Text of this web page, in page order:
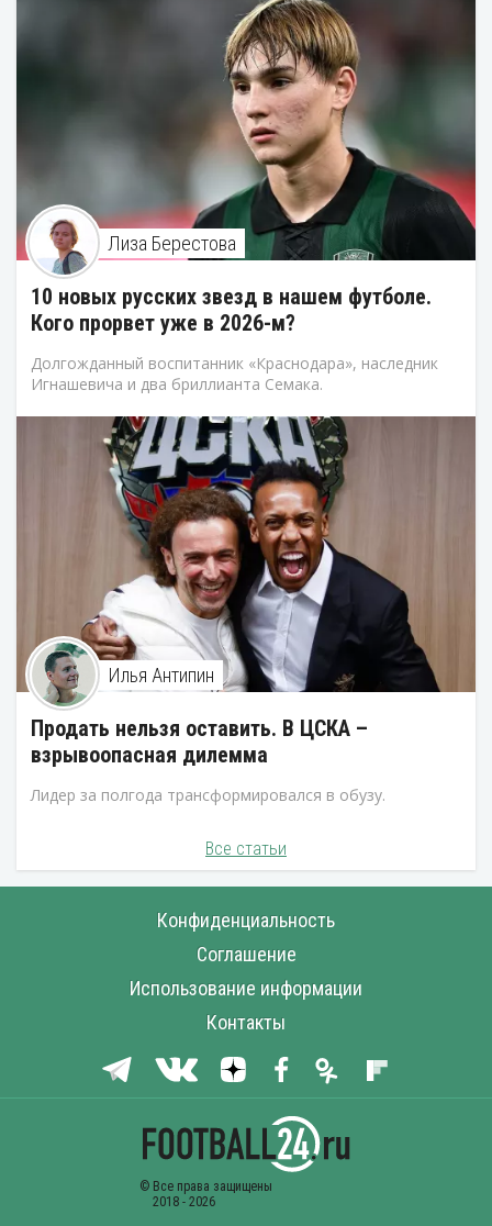
Лиза Берестова
10 новых русских звезд в нашем футболе.
Кого прорвет уже в 2026-м?
Долгожданный воспитанник «Краснодара», наследник
Игнашевича и два бриллианта Семака.
Илья Антипин
Продать нельзя оставить. В ЦСКА –
взрывоопасная дилемма
Лидер за полгода трансформировался в обузу.
Все статьи
Конфиденциальность
Соглашение
Использование информации
Контакты